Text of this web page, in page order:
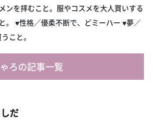
ンを拝むこと。服やコスメを大人買いする
。 ♥性格／優柔不断で、どミーハー ♥夢／
こと。
ろの記事一覧
だ